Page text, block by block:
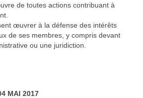
de toutes actions contribuant à
œuvrer à la défense des intérêts
de ses membres, y compris devant
ou une juridiction.
MAI 2017